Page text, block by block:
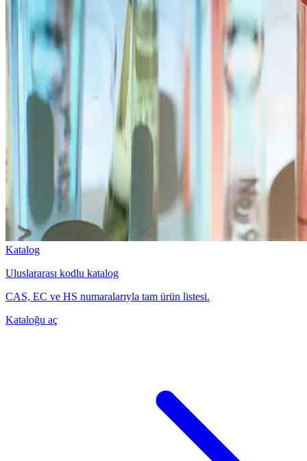
Katalog
Uluslararası kodlu katalog
CAS, EC ve HS numaralarıyla tam ürün listesi.
Kataloğu aç